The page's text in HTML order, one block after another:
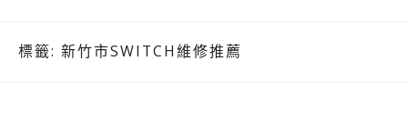
標籤: 新竹市SWITCH維修推薦